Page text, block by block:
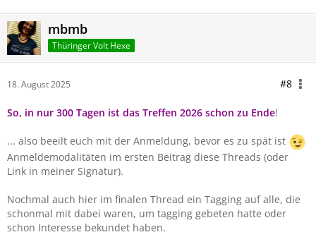
mbmb
Thüringer Volt Hexe
18. August 2025 #8
So, in nur 300 Tagen ist das Treffen 2026 schon zu Ende!
... also beeilt euch mit der Anmeldung, bevor es zu spät ist
Anmeldemodalitäten im ersten Beitrag diese Threads (oder
Link in meiner Signatur).
Nochmal auch hier im finalen Thread ein Tagging auf alle, die
schonmal mit dabei waren, um tagging gebeten hatte oder
schon Interesse bekundet haben.